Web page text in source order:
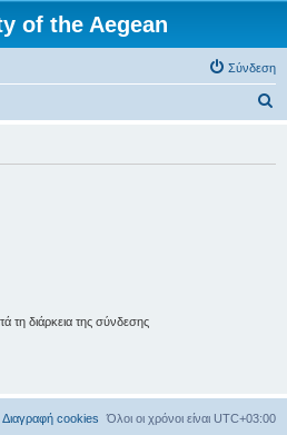
of the Aegean
Σύνδεση
τη διάρκεια της σύνδεσης
Όλοι οι χρόνοι είναι UTC+03:00
Διαγραφή cookies